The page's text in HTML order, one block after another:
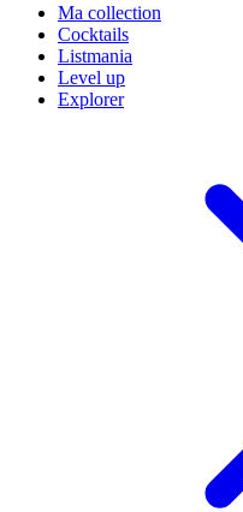
Ma collection
Cocktails
Listmania
Level up
Explorer